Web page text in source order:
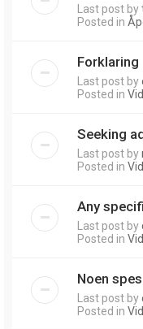
Last post by
Posted in
Forklaring
Last post by
Posted in
Seeking
Last post by
Posted in
Any
Last post by
Posted in
Noen
Last post by
Posted in